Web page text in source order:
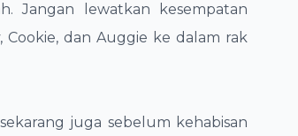
Jangan lewatkan kesempatan
dan Auggie ke dalam rak
juga sebelum kehabisan